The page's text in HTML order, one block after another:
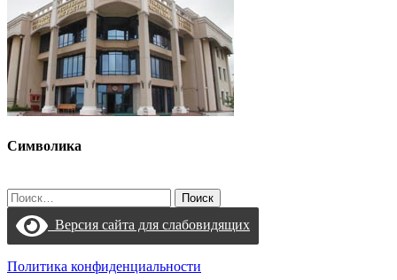
Символика
Найти:
Версия сайта для слабовидящих
Политика конфиденциальности